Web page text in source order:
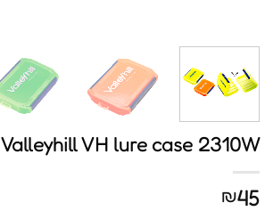
Valleyhill VH lure case 2310W
₪45